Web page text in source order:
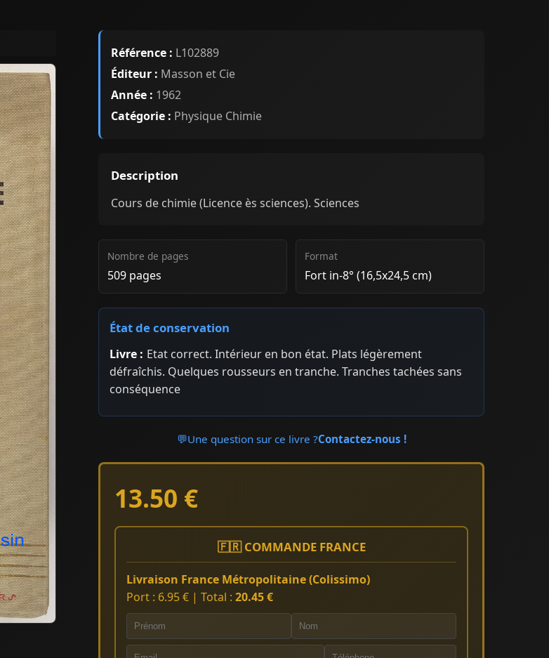
Référence : L102889
Éditeur : Masson et Cie
Année : 1962
Catégorie : Physique Chimie
Description
Cours de chimie (Licence ès sciences). Sciences
Nombre de pages
509 pages
Format
Fort in-8° (16,5x24,5 cm)
État de conservation
Livre : Etat correct. Intérieur en bon état. Plats légèrement
défraîchis. Quelques rousseurs en tranche. Tranches tachées sans
conséquence
💬Une question sur ce livre ?Contactez-nous !
13.50 €
🇫🇷 COMMANDE FRANCE
Livraison France Métropolitaine (Colissimo)
Port : 6.95 € | Total : 20.45 €